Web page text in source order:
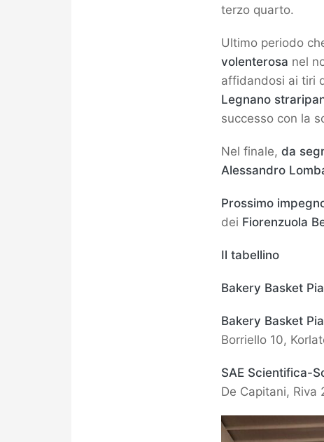
terzo quarto.
Ultimo periodo
volenterosa nel
affidandosi ai tiri
Legnano
successo con la
Nel finale, da
Alessandro
Prossimo
dei Fiorenzuola
Il tabellino
Bakery Basket
Bakery Basket
Borriello 10,
SAE Scientifica-
De Capitani, Riva